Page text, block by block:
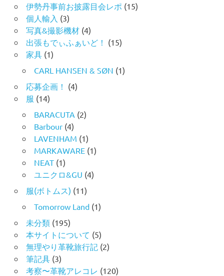
伊勢丹事前お披露目会レポ (15)
個人輸入 (3)
写真&撮影機材(4)
出張もでぃふぁいど！ (15)
家具(1)
CARL HANSEN & SØN (1)
応募企画！ (4)
服 (14)
BARACUTA (2)
Barbour(4)
LAVENHAM (1)
MARKAWARE(1)
NEAT(1)
ユニクロ&GU (4)
服(ボトムス) (11)
Tomorrow Land(1)
未分類(195)
本サイトについて (5)
無理やり革靴旅行記 (2)
筆記具(3)
考察〜革靴アレコレ (120)